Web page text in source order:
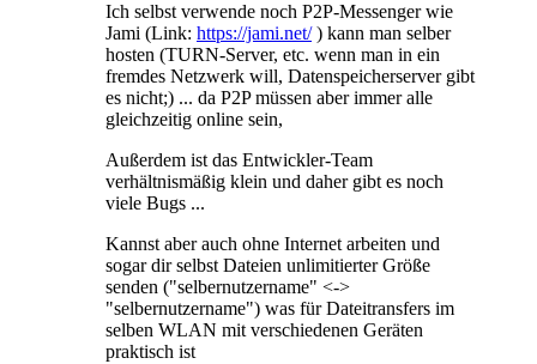
Ich selbst verwende noch P2P-Messenger wie
Jami (Link: https://jami.net/) kann man selber
hosten (TURN-Server, etc. wenn man in ein
fremdes Netzwerk will, Datenspeicherserver gibt
es nicht;) ... da P2P müssen aber immer alle
gleichzeitig online sein,
Außerdem ist das Entwickler-Team
verhältnismäßig klein und daher gibt es noch
viele Bugs ...
Kannst aber auch ohne Internet arbeiten und
sogar dir selbst Dateien unlimitierter Größe
senden ("selbernutzername" <->
"selbernutzername") was für Dateitransfers im
selben WLAN mit verschiedenen Geräten
praktisch ist